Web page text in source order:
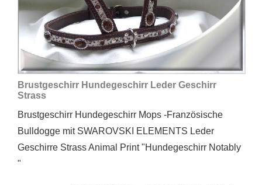
Brustgeschirr Hundegeschirr Leder Geschirr
Strass
Brustgeschirr Hundegeschirr Mops -Französische
Bulldogge mit SWAROVSKI ELEMENTS Leder
Geschirre Strass Animal Print "Hundegeschirr Notably
"